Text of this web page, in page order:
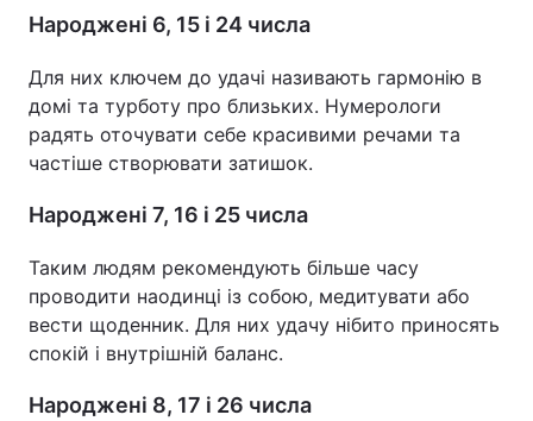
Народжені 6, 15 і 24 числа
Для них ключем до удачі називають гармонію в
домі та турботу про близьких. Нумерологи
радять оточувати себе красивими речами та
частіше створювати затишок.
Народжені 7, 16 і 25 числа
Таким людям рекомендують більше часу
проводити наодинці із собою, медитувати або
вести щоденник. Для них удачу нібито приносять
спокій і внутрішній баланс.
Народжені 8, 17 і 26 числа